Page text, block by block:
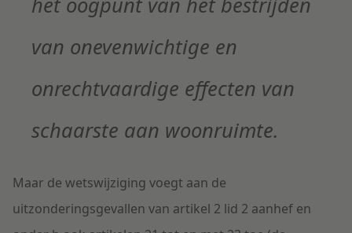
van onevenwichtige en
onrechtvaardige effecten van
schaarste aan woonruimte.
Maar de wetswijziging voegt aan de
uitzonderingsgevallen van artikel 2 lid 2 aanhef en